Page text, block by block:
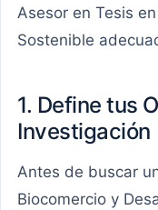
Asesor en Tesis
Sostenible
1. Define tus
Investigación
Antes de buscar
Biocomercio y